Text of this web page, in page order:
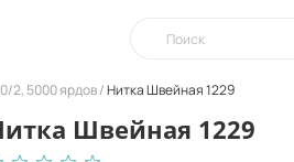
2, 5000 ярдов Нитка Швейная 1229
Швейная 1229